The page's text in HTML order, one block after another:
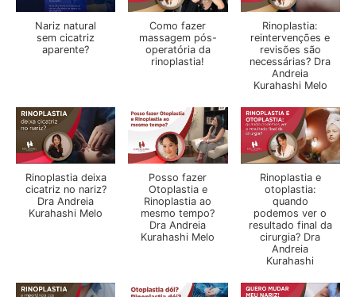
Nariz natural
sem cicatriz
aparente?
Como fazer
massagem pós-
operatória da
rinoplastia!
Rinoplastia:
reintervenções e
revisões são
necessárias? Dra
Andreia
Kurahashi Melo
Rinoplastia deixa
cicatriz no nariz?
Dra Andreia
Kurahashi Melo
Posso fazer
Otoplastia e
Rinoplastia ao
mesmo tempo?
Dra Andreia
Kurahashi Melo
Rinoplastia e
otoplastia:
quando
podemos ver o
resultado final da
cirurgia? Dra
Andreia
Kurahashi